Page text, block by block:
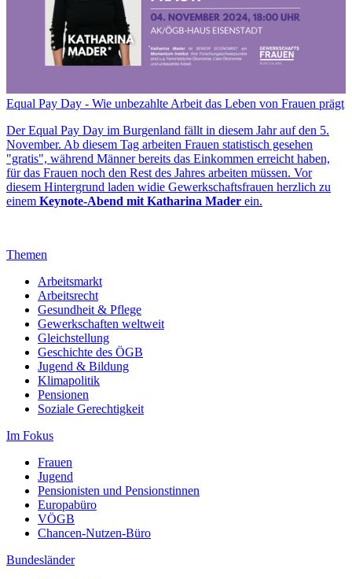
Equal Pay Day - Wie unbezahlte Arbeit das Leben von Frauen prägt
Der Equal Pay Day im Burgenland fällt in diesem Jahr auf den 5.
November. Ab diesem Tag arbeiten Frauen statistisch gesehen
"gratis", während Männer bereits das Einkommen erreicht haben,
für das Frauen noch den Rest des Jahres arbeiten müssen. Vor
diesem Hintergrund laden widie Gewerkschaftsfrauen herzlich zu
einem Keynote-Abend mit Katharina Mader ein.
Themen
Arbeitsmarkt
Arbeitsrecht
Gesundheit & Pflege
Gewerkschaften weltweit
Gleichstellung
Geschichte des ÖGB
Jugend & Bildung
Klimapolitik
Pensionen
Soziale Gerechtigkeit
Im Fokus
Frauen
Jugend
Pensionisten und Pensionstinnen
Europabüro
VÖGB
Chancen-Nutzen-Büro
Bundesländer